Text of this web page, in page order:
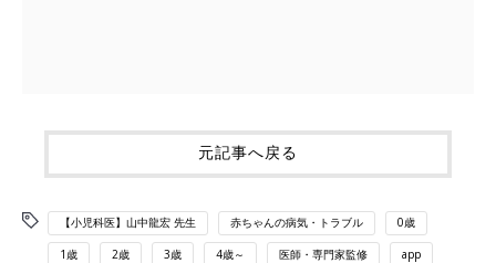
元記事へ戻る
【小児科医】山中龍宏 先生 赤ちゃんの病気・トラブル 0歳
1歳 2歳 3歳 4歳～ 医師・専門家監修 app